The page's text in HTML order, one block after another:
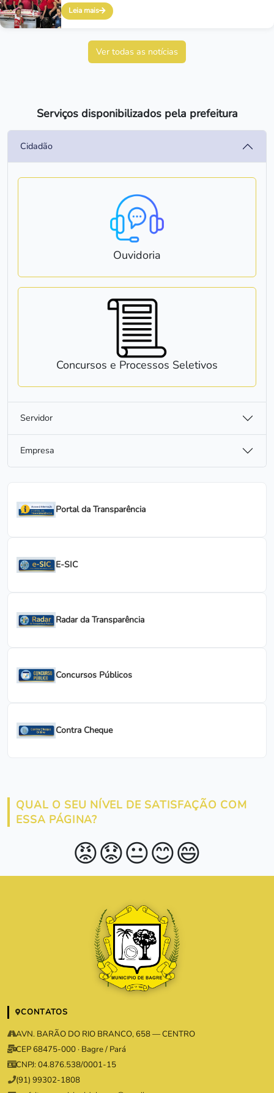
Leia mais
Ver todas as notícias
Serviços disponibilizados pela prefeitura
Cidadão
Ouvidoria
Concursos e Processos Seletivos
Servidor
Empresa
Portal da Transparência
E-SIC
Radar da Transparência
Concursos Públicos
Contra Cheque
QUAL O SEU NÍVEL DE SATISFAÇÃO COM
ESSA PÁGINA?
😡😟😐😊😄
CONTATOS
AVN. BARÃO DO RIO BRANCO, 658 — CENTRO
CEP 68475-000 · Bagre / Pará
CNPJ: 04.876.538/0001-15
(91) 99302-1808